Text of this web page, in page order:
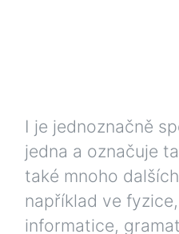
I je jednoznačně
jedna a označuje
také mnoho
například ve
informatice,